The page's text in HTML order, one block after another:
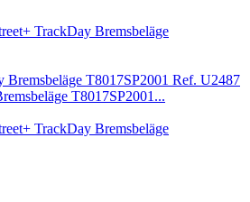
TrackDay Bremsbeläge
T8017SP2001...
TrackDay Bremsbeläge